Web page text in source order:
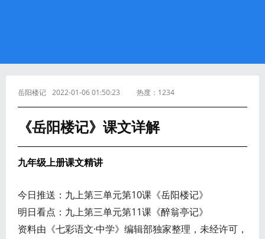
岳阳楼记 2022-01-06 01:50:23 热度： 1234
《岳阳楼记》课文详解
九年级上册课文精讲
今日推送：九上第三单元第10课《岳阳楼记》
明日看点：九上第三单元第11课《醉翁亭记》
资料由《七彩语文·中学》编辑部独家整理，未经许可，